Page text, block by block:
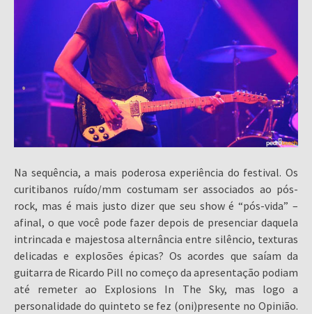
Na sequência, a mais poderosa experiência do festival. Os
curitibanos ruído/mm costumam ser associados ao pós-
rock, mas é mais justo dizer que seu show é “pós-vida” –
afinal, o que você pode fazer depois de presenciar daquela
intrincada e majestosa alternância entre silêncio, texturas
delicadas e explosões épicas? Os acordes que saíam da
guitarra de Ricardo Pill no começo da apresentação podiam
até remeter ao Explosions In The Sky, mas logo a
personalidade do quinteto se fez (oni)presente no Opinião.